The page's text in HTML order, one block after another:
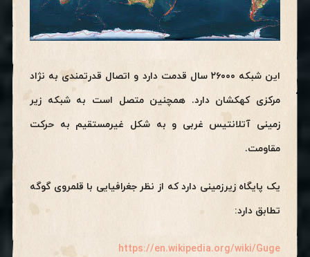
این شبکه ۲۶۰۰۰ سال قدمت دارد و اتصال قدرتمندی به نژاد
مرکزی کهکشان دارد. همچنین متصل است به شبکه زیر
زمینی آتلانتیس غربی و به شکل غیرمستقیم به حرکت
مقاومت.
یک پایگاه زیرزمینی دارد که از نظر جغرافیایی با قلمروی گوگه
تطابق دارد:
https://en.wikipedia.org/wiki/Guge